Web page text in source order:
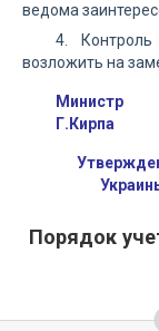
ведома
4.
возложить на
Министр
Г.Кирпа
Порядок